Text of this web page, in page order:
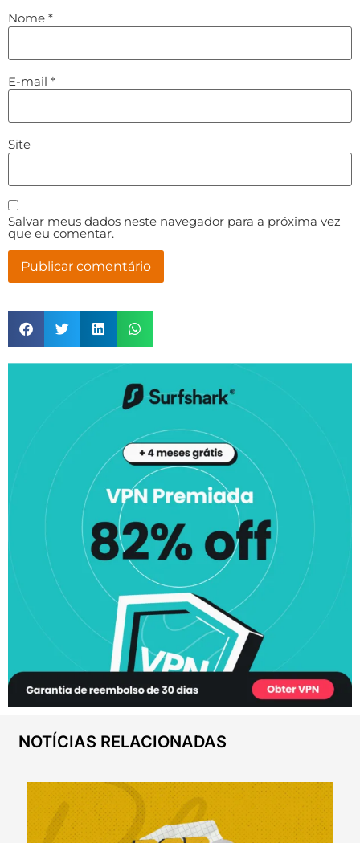
Nome *
E-mail *
Site
Salvar meus dados neste navegador para a próxima vez
que eu comentar.
NOTÍCIAS RELACIONADAS